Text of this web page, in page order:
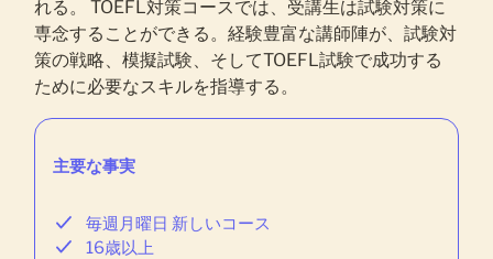
れる。 TOEFL対策コースでは、受講生は試験対策に
専念することができる。経験豊富な講師陣が、試験対
策の戦略、模擬試験、そしてTOEFL試験で成功する
ために必要なスキルを指導する。
主要な事実
毎週月曜日 新しいコース
16歳以上